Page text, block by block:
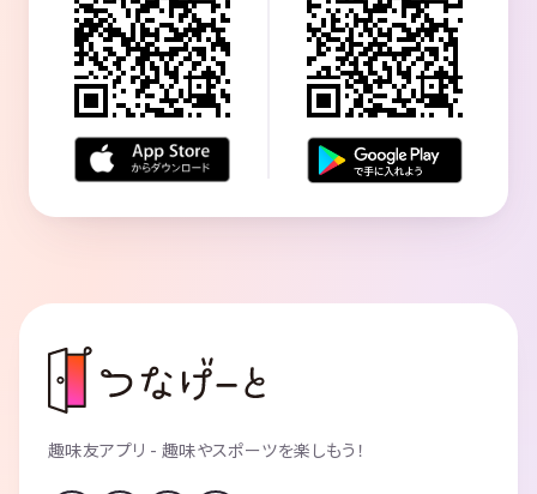
趣味友アプリ - 趣味やスポーツを楽しもう！